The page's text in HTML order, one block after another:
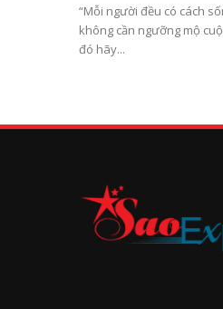
“Mỗi người đều có cách
không cần ngưỡng mộ
đó hãy...